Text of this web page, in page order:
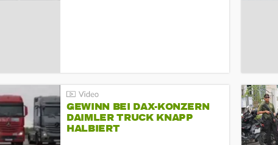
GEWINN BEI DAX-KONZERN
DAIMLER TRUCK KNAPP
HALBIERT